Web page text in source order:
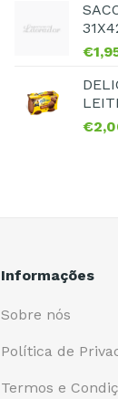
€
€
Informações
Sobre nós
Política de
Termos e